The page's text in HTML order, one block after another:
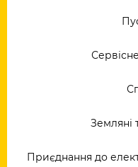
Земляні
Приєднання до